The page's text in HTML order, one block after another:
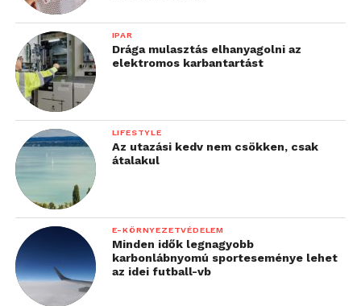
IPAR
Drága mulasztás elhanyagolni az
elektromos karbantartást
LIFESTYLE
Az utazási kedv nem csökken, csak
átalakul
E-KÖRNYEZETVÉDELEM
Minden idők legnagyobb
karbonlábnyomú sporteseménye lehet
az idei futball-vb